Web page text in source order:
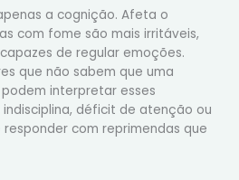
a cognição. Afeta o
com fome são mais irritáveis,
de regular emoções.
que não sabem que uma
interpretar esses
déficit de atenção ou
com reprimendas que